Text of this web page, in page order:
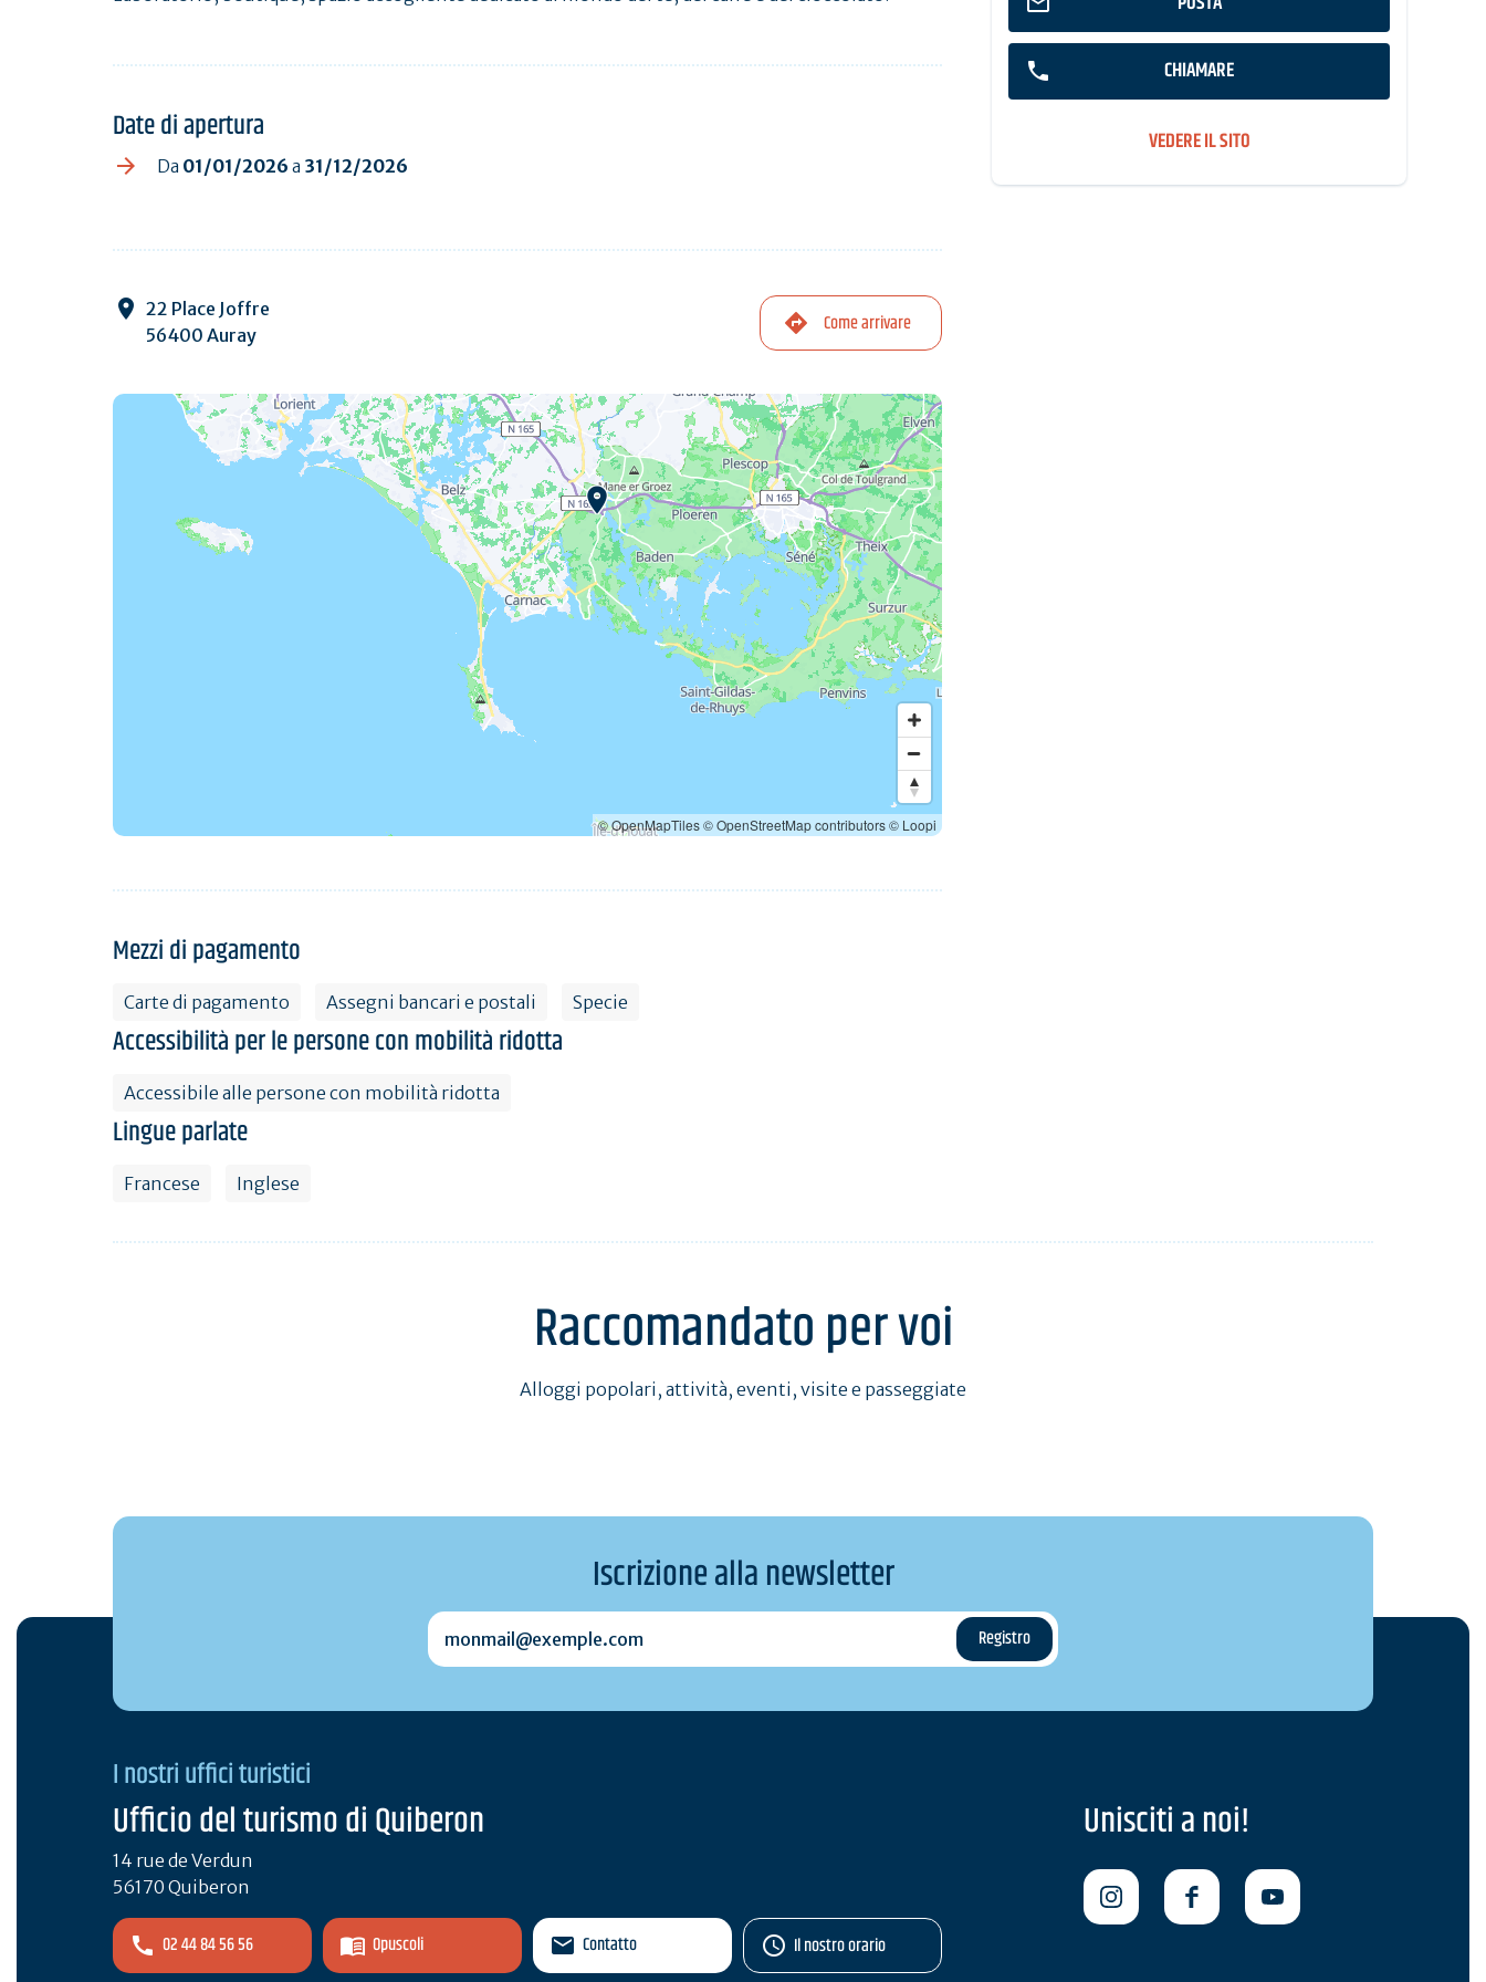
CHIAMARE
VEDERE IL SITO
Date di apertura
Da 01/01/2026 a 31/12/2026
22 Place Joffre
56400 Auray
Come arrivare
© OpenMapTiles© OpenStreetMap contributors© Loopi
Mezzi di pagamento
Carte di pagamento Assegni bancari e postali Specie
Accessibilità per le persone con mobilità ridotta
Accessibile alle persone con mobilità ridotta
Lingue parlate
Francese Inglese
Raccomandato per voi
Alloggi popolari, attività, eventi, visite e passeggiate
Iscrizione alla newsletter
monmail@exemple.com
I nostri uffici turistici
Ufficio del turismo di Quiberon
14 rue de Verdun
56170 Quiberon
02 44 84 56 56 Opuscoli Contatto Il nostro orario
Unisciti a noi!